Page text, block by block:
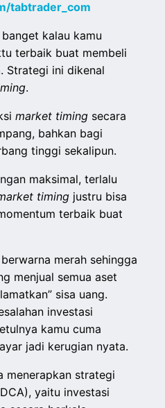
tabtrader_com
kalau kamu
terbaik buat membeli
Strategi ini dikenal
.
market timing secara
bahkan bagi
tinggi sekalipun.
maksimal, terlalu
timing justru bisa
terbaik buat
merah sehingga
menjual semua aset
sisa uang.
investasi
kamu cuma
jadi kerugian nyata.
menerapkan strategi
yaitu investasi